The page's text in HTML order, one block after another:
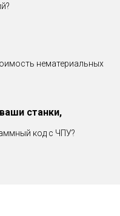
нематериальных
станки,
код с ЧПУ?